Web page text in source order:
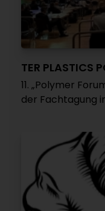
TER PLASTICS
11. „Polymer
der Fachtagung